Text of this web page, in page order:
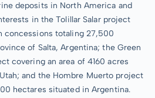
deposits in North America and
in the Tolillar Salar project
concessions totaling 27,500
of Salta, Argentina; the Green
covering an area of 4160 acres
and the Hombre Muerto project
hectares situated in Argentina.